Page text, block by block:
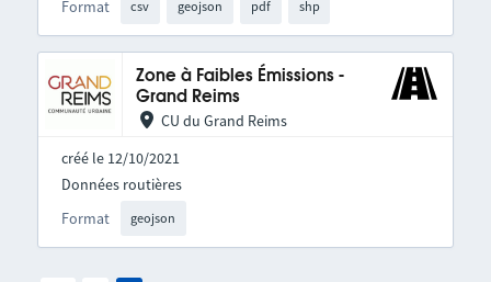
Format csv geojson pdf shp
Zone à Faibles Émissions -
Grand Reims
CU du Grand Reims
créé le 12/10/2021
Format geojson
Données routières